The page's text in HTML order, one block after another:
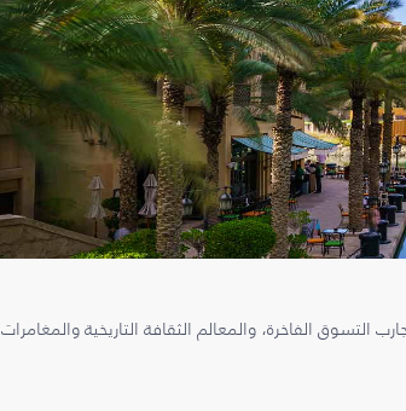
التسوق الفاخرة، والمعالم الثقافة التاريخية والمغامرات